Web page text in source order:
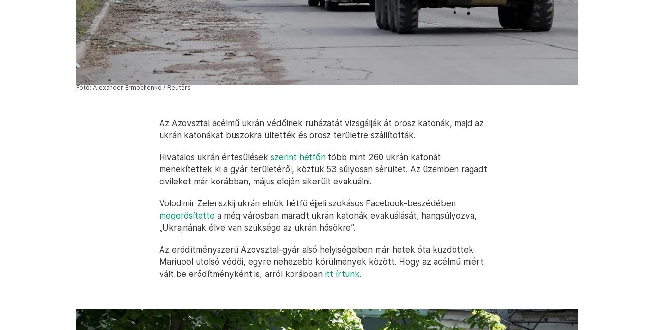
Fotó: Alexander Ermochenko / Reuters
Az Azovsztal acélmű ukrán védőinek ruházatát vizsgálják át orosz katonák, majd az
ukrán katonákat buszokra ültették és orosz területre szállították.
Hivatalos ukrán értesülések szerint hétfőn több mint 260 ukrán katonát
menekítettek ki a gyár területéről, köztük 53 súlyosan sérültet. Az üzemben ragadt
civileket már korábban, május elején sikerült evakuálni.
Volodimir Zelenszkij ukrán elnök hétfő éjjeli szokásos Facebook-beszédében
megerősítette a még városban maradt ukrán katonák evakuálását, hangsúlyozva,
„Ukrajnának élve van szüksége az ukrán hősökre”.
Az erődítményszerű Azovsztal-gyár alsó helyiségeiben már hetek óta küzdöttek
Mariupol utolsó védői, egyre nehezebb körülmények között. Hogy az acélmű miért
vált be erődítményként is, arról korábban itt írtunk.